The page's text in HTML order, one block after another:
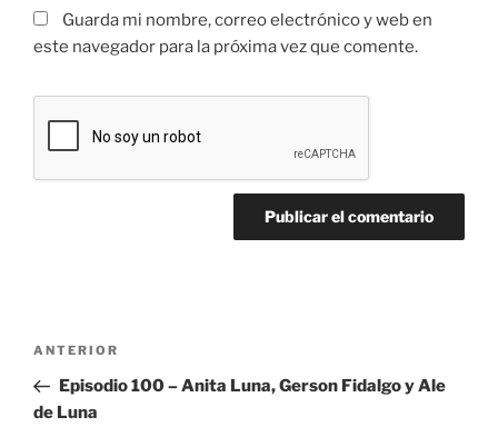
Guarda mi nombre, correo electrónico y web en
este navegador para la próxima vez que comente.
Navegación
entradas
Entrada
anterior:
ANTERIOR
Episodio 100 – Anita Luna, Gerson Fidalgo y Ale
de Luna